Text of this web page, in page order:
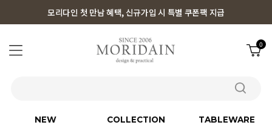
모리다인 첫 만남 혜택, 신규가입 시 특별 쿠폰팩 지급
0
NEW COLLECTION TABLEWARE